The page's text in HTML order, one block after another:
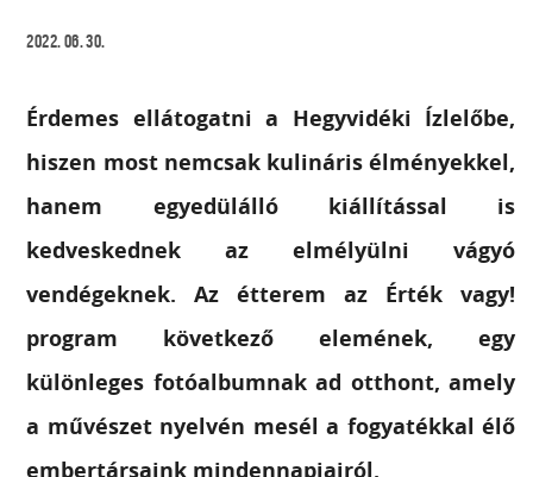
2022. 06. 30.
Érdemes ellátogatni a Hegyvidéki Ízlelőbe,
hiszen most nemcsak kulináris élményekkel,
hanem egyedülálló kiállítással is
kedveskednek az elmélyülni vágyó
vendégeknek. Az étterem az Érték vagy!
program következő elemének, egy
különleges fotóalbumnak ad otthont, amely
a művészet nyelvén mesél a fogyatékkal élő
embertársaink mindennapjairól.